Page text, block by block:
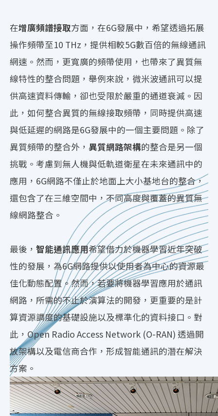
在增廣頻譜接取方面，在6G發展中，希望透過拓展
操作頻帶至10 THz，提供相較5G數百倍的無線通訊
網速。然而，更寬廣的頻帶使用，也帶來了異質無
線特性的整合問題，舉例來說，微米波通訊可以提
供高速資料傳輸，卻也受限於嚴重的通道衰減。因
此，如何整合異質的無線接取頻帶，同時提供高速
與低延遲的網路是6G發展中的一個主要問題。除了
異質頻帶的整合外， 異質網路架構的整合是另一個
挑戰。考慮到無人機與低軌道衛星在未來通訊中的
應用，6G網路不僅止於地面上大小基地台的整合，
還包含了在三維空間中，不同高度與覆蓋的異質無
線網路整合。
最後， 智能通訊應用希望借力於機器學習近年突破
性的發展，為6G網路提供以使用者為中心的資源最
佳化動態配置。然而，若要將機器學習應用於通訊
網路，所需的不止於演算法的開發，更重要的是計
算資源調度的基礎設施以及標準化的資料接口。對
此，Open Radio Access Network (O-RAN) 透過開
放架構以及電信商合作，形成智能通訊的潛在解決
方案。